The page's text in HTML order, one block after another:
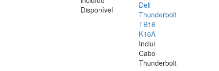
Disponível
Dell
Thunderbolt
TB16
K16A
Inclui
Cabo
Thunderbolt